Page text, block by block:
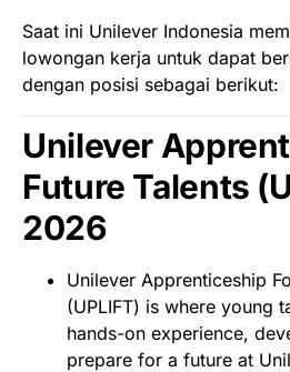
Saat ini Unilever Indonesia
lowongan kerja untuk dapat
dengan posisi sebagai berikut:
Unilever
Future Talents
2026
Unilever Apprenticeship
(UPLIFT) is where young
hands-on experience,
prepare for a future at